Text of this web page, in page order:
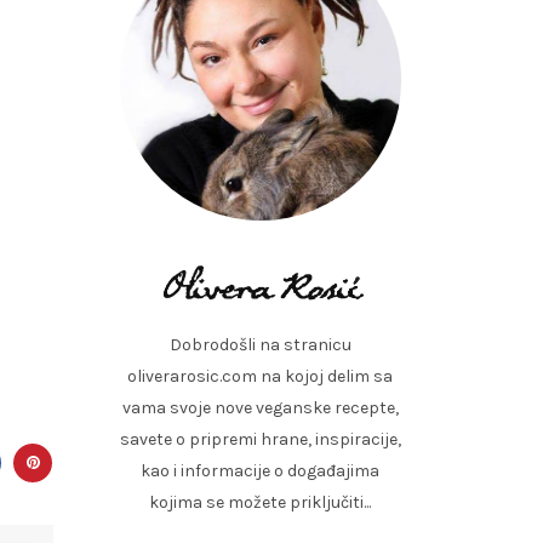
Dobrodošli na stranicu
oliverarosic.com na kojoj delim sa
vama svoje nove veganske recepte,
savete o pripremi hrane, inspiracije,
kao i informacije o događajima
kojima se možete priključiti...